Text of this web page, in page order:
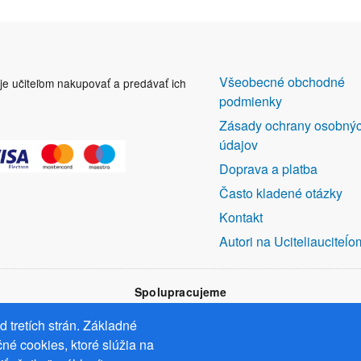
učiteľom nakupovať a predávať ich
tretích strán. Základné
cookies, ktoré slúžia na
DALŠÍ
ODKAZY
Všeobecné obchodné
podmienky
Zásady ochrany
údajov
Doprava a platba
Často kladené otázky
Kontakt
Autori na
Spolupracujeme